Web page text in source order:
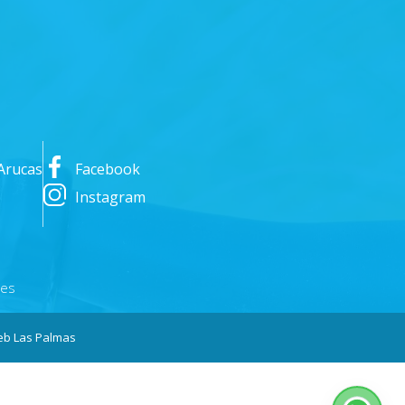
Facebook
Instagram
Las Palmas